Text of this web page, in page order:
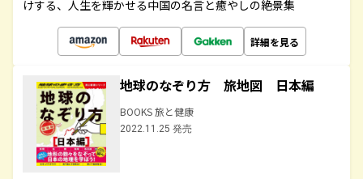
けする、人生を輝かせる中国の名言と癒やしの絶景集
詳細を見る
地球のなぞり方 旅地図 日本編
BOOKS 旅と健康
2022.11.25 発売